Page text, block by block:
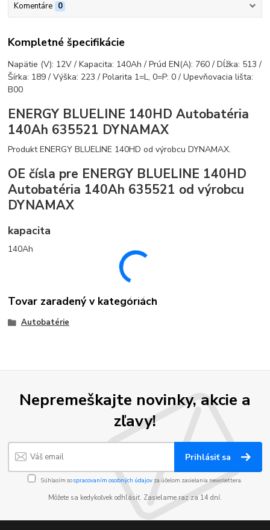
Komentáre 0
Kompletné špecifikácie
Napätie (V): 12V / Kapacita: 140Ah / Prúd EN(A): 760 / Dĺžka: 513 /
Šírka: 189 / Výška: 223 / Polarita 1=L, 0=P: 0 / Upevňovacia lišta:
B00
ENERGY BLUELINE 140HD Autobatéria
140Ah 635521 DYNAMAX
Produkt ENERGY BLUELINE 140HD od výrobcu DYNAMAX.
OE čísla pre ENERGY BLUELINE 140HD
Autobatéria 140Ah 635521 od výrobcu
DYNAMAX
kapacita
140Ah
Tovar zaradený v kategóriách
Autobatérie
Nepremeškajte novinky, akcie a
zľavy!
Prihlásiť sa
Súhlasím sospracovaním osobných údajov za účelom zasielania newslettera.
Môžete sa kedykoľvek odhlásiť. Zasielame raz za 14 dní.